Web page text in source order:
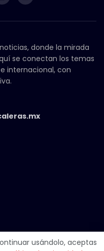
donde la mirada
se conectan los temas
internacional, con
usándolo, aceptas